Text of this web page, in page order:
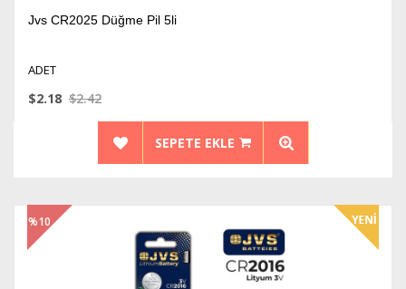
Jvs CR2025 Düğme Pil 5li
ADET
$2.18 $2.42
SEPETE EKLE
%10